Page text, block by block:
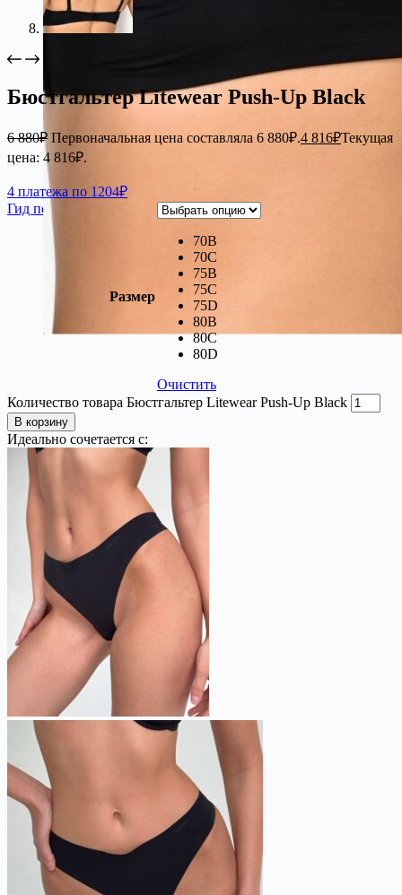
Бюстгальтер Litewear Push-Up Black
6 880₽ Первоначальная цена составляла 6 880₽.4 816₽Текущая
цена: 4 816₽.
4 платежа по 1204₽
Гид по размерам
Размер
70B
70C
75B
75C
75D
80B
80C
80D
Очистить
Количество товара Бюстгальтер Litewear Push-Up Black
В корзину
Идеально сочетается с: